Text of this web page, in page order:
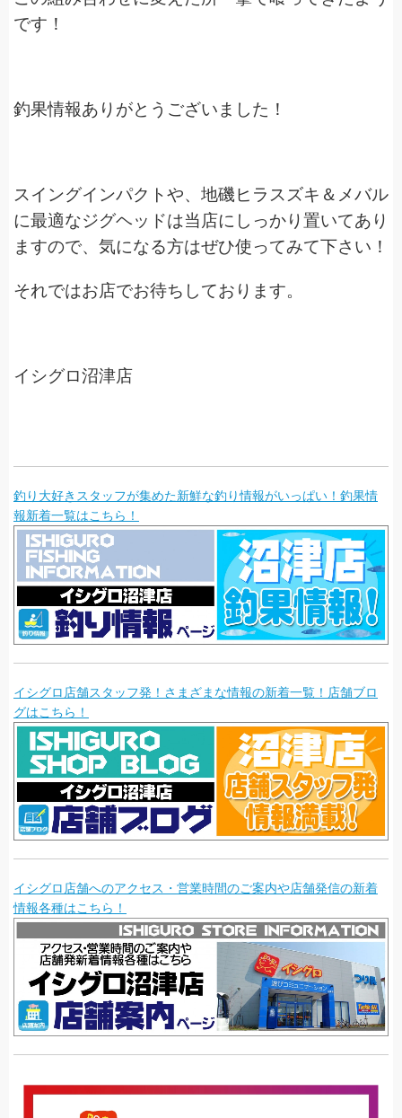
です！
釣果情報ありがとうございました！
スイングインパクトや、地磯ヒラスズキ＆メバル
に最適なジグヘッドは当店にしっかり置いてあり
ますので、気になる方はぜひ使ってみて下さい！
それではお店でお待ちしております。
イシグロ沼津店
釣り大好きスタッフが集めた新鮮な釣り情報がいっぱい！釣果情
報新着一覧はこちら！
イシグロ店舗スタッフ発！さまざまな情報の新着一覧！店舗ブロ
グはこちら！
イシグロ店舗へのアクセス・営業時間のご案内や店舗発信の新着
情報各種はこちら！